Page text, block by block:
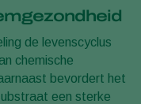
de levenscyclus
chemische
bevordert het
een sterke